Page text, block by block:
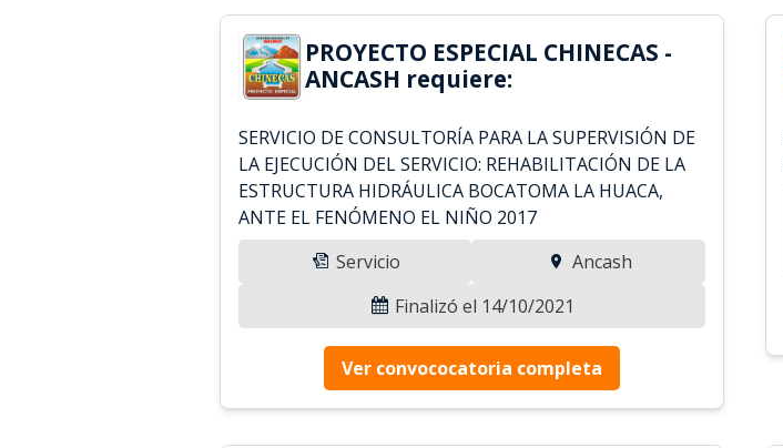
PROYECTO ESPECIAL CHINECAS -
ANCASH requiere:
SERVICIO DE CONSULTORÍA PARA LA SUPERVISIÓN DE
LA EJECUCIÓN DEL SERVICIO: REHABILITACIÓN DE LA
ESTRUCTURA HIDRÁULICA BOCATOMA LA HUACA,
ANTE EL FENÓMENO EL NIÑO 2017
Servicio
Ancash
Finalizó el 14/10/2021
Ver convococatoria completa